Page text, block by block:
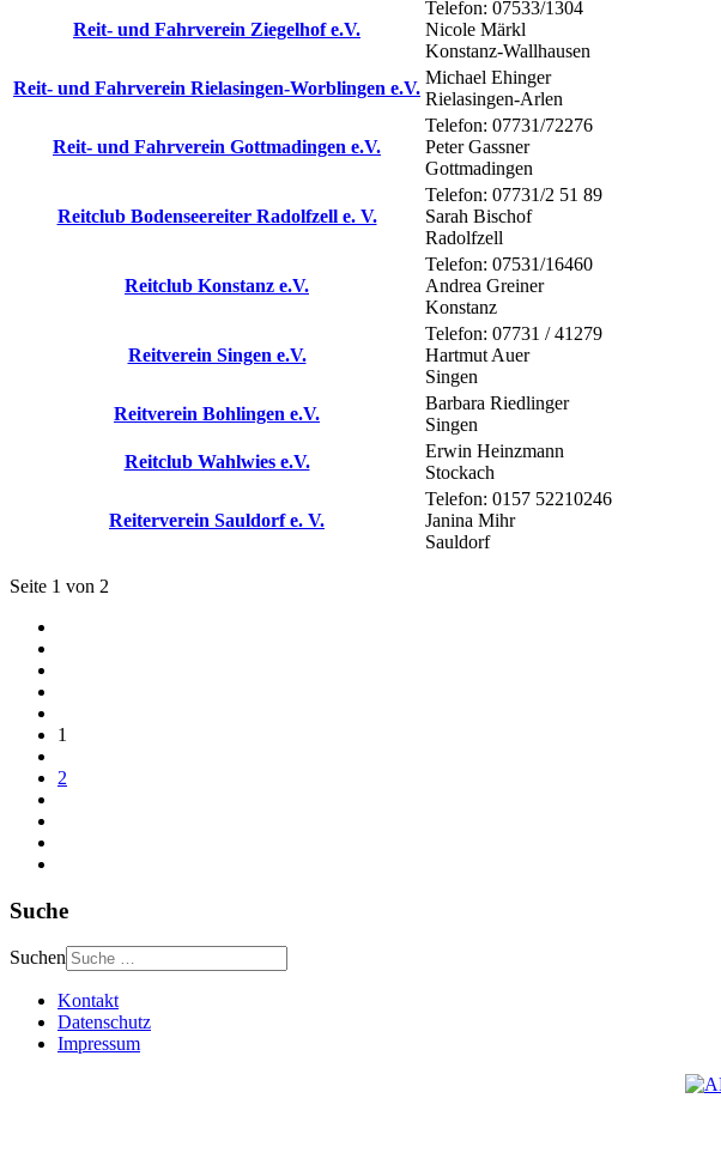
Reit- und Fahrverein Ziegelhof e.V.
Telefon: 07533/1304
Nicole Märkl
Konstanz-Wallhausen
Reit- und Fahrverein Rielasingen-Worblingen e.V.
Michael Ehinger
Rielasingen-Arlen
Reit- und Fahrverein Gottmadingen e.V.
Telefon: 07731/72276
Peter Gassner
Gottmadingen
Reitclub Bodenseereiter Radolfzell e. V.
Telefon: 07731/2 51 89
Sarah Bischof
Radolfzell
Reitclub Konstanz e.V.
Telefon: 07531/16460
Andrea Greiner
Konstanz
Reitverein Singen e.V.
Telefon: 07731 / 41279
Hartmut Auer
Singen
Reitverein Bohlingen e.V.
Barbara Riedlinger
Singen
Reitclub Wahlwies e.V.
Erwin Heinzmann
Stockach
Reiterverein Sauldorf e. V.
Telefon: 0157 52210246
Janina Mihr
Sauldorf
Seite 1 von 2
1
2
Suche
Suchen
Kontakt
Datenschutz
Impressum